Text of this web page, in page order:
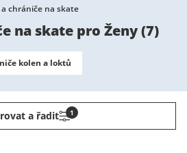
a chrániče na skate
na skate pro Ženy(7)
kolen a loktů
a řadit 1